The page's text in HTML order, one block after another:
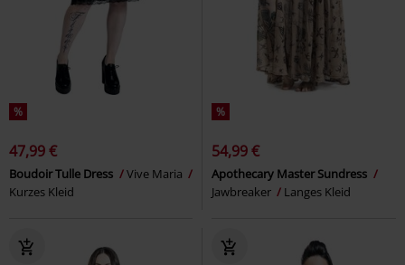
%
47,99 €
Boudoir Tulle Dress
Vive Maria
Kurzes Kleid
%
54,99 €
Apothecary Master Sundress
Jawbreaker
Langes Kleid